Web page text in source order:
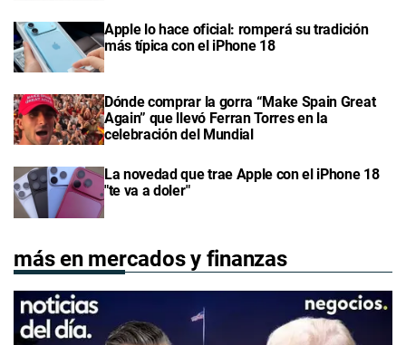
Apple lo hace oficial: romperá su tradición
más típica con el iPhone 18
Dónde comprar la gorra “Make Spain Great
Again” que llevó Ferran Torres en la
celebración del Mundial
La novedad que trae Apple con el iPhone 18
"te va a doler"
más en mercados y finanzas